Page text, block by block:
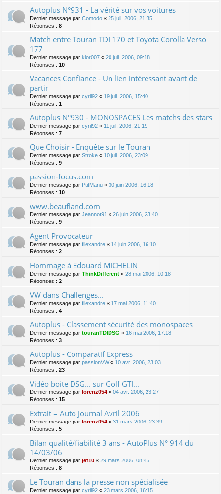
Autoplus N°931 - La vérité sur vos voitures
Dernier message par Comodo « 25 juil. 2006, 21:35
Réponses : 8
Match entre Touran TDI 170 et Toyota Corolla Verso
177
Dernier message par klor007 « 20 juil. 2006, 09:18
Réponses : 10
Vacances Confiance - Un lien intéressant avant de
partir
Dernier message par cyril92 « 19 juil. 2006, 15:40
Réponses : 1
Autoplus N°930 - MONOSPACES Les matchs des stars
Dernier message par cyril92 « 11 juil. 2006, 21:19
Réponses : 7
Que Choisir - Enquête sur le Touran
Dernier message par Stroke « 10 juil. 2006, 23:09
Réponses : 9
passion-focus.com
Dernier message par PtitManu « 30 juin 2006, 16:18
Réponses : 10
www.beaufland.com
Dernier message par Jeannot91 « 26 juin 2006, 23:40
Réponses : 9
Agent Provocateur
Dernier message par filexandre « 14 juin 2006, 16:10
Réponses : 2
Hommage à Edouard MICHELIN
Dernier message par ThinkDifferent « 28 mai 2006, 10:18
Réponses : 2
VW dans Challenges...
Dernier message par filexandre « 17 mai 2006, 11:40
Réponses : 4
Autoplus - Classement sécurité des monospaces
Dernier message par touranTDIDSG « 16 mai 2006, 17:18
Réponses : 3
Autoplus - Comparatif Express
Dernier message par passionVW« 10 avr. 2006, 23:03
Réponses : 23
Vidéo boite DSG... sur Golf GTI...
Dernier message par lorenz054 « 04 avr. 2006, 23:27
Réponses : 15
Extrait = Auto Journal Avril 2006
Dernier message par lorenz054 « 31 mars 2006, 23:39
Réponses : 5
Bilan qualité/fiabilité 3 ans - AutoPlus N° 914 du
14/03/06
Dernier message par jef10 « 29 mars 2006, 08:46
Réponses : 8
Le Touran dans la presse non spécialisée
Dernier message par cyril92 « 23 mars 2006, 16:15